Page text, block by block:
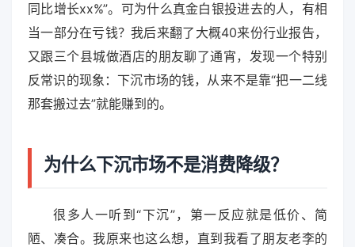
同比增长xx%”。可为什么真金白银投进去的人，有相
当一部分在亏钱？我后来翻了大概40来份行业报告，
又跟三个县城做酒店的朋友聊了通宵，发现一个特别
反常识的现象：下沉市场的钱，从来不是靠“把一二线
那套搬过去”就能赚到的。
为什么下沉市场不是消费降级？
很多人一听到“下沉”，第一反应就是低价、简
陋、凑合。我原来也这么想，直到我看了朋友老李的